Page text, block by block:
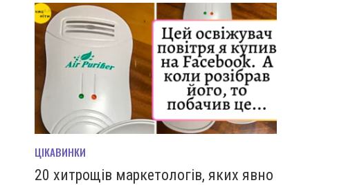
ЦІКАВИНКИ
20 хитрощів маркетологів, яких явно